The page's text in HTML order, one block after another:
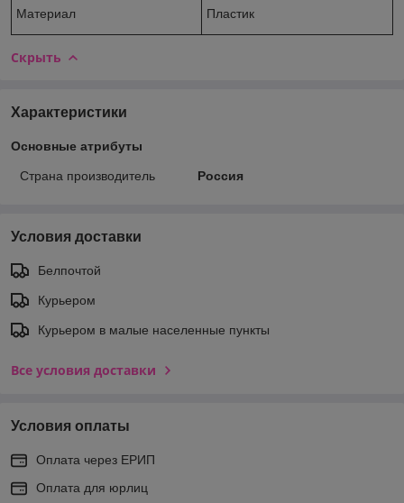
Материал Пластик
Скрыть
Характеристики
Основные атрибуты
Страна производитель Россия
Условия доставки
Белпочтой
Курьером
Курьером в малые населенные пункты
Все условия доставки
Условия оплаты
Оплата через ЕРИП
Оплата для юрлиц